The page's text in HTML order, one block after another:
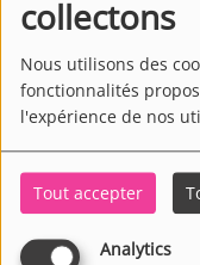
collectons
Nous utilisons des
fonctionnalités
l'expérience de nos
Tout accepter
Analytics